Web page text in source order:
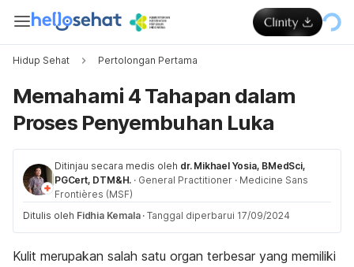
Hidup Sehat Pertolongan Pertama
Memahami 4 Tahapan dalam
Proses Penyembuhan Luka
Ditinjau secara medis oleh dr. Mikhael Yosia, BMedSci,
PGCert, DTM&H. · General Practitioner · Medicine Sans
Frontières (MSF)
Ditulis oleh Fidhia Kemala · Tanggal diperbarui 17/09/2024
Kulit merupakan salah satu organ terbesar yang memiliki